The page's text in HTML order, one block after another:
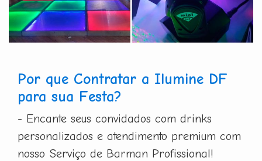
Por que Contratar a Ilumine DF
para sua Festa?
- Encante seus convidados com drinks
personalizados e atendimento premium com
nosso Serviço de Barman Profissional!